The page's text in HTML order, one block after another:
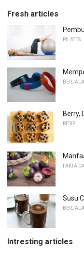
Fresh articles
PILATES
Berry,
RESIPI
FAKTA
Susu
Intresting articles